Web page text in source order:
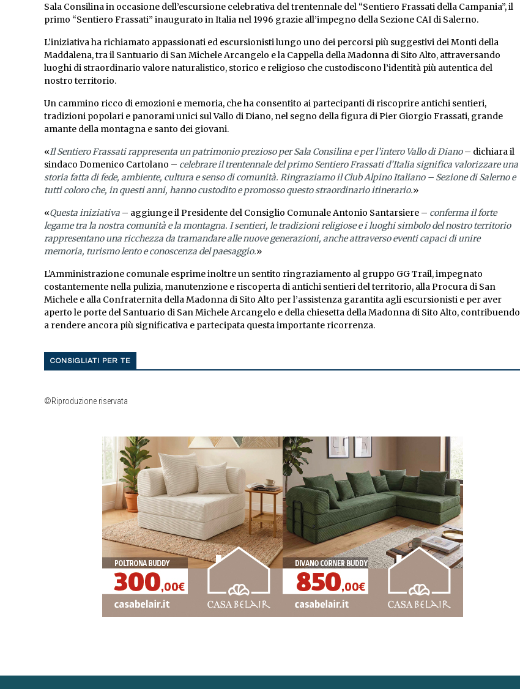
Sala Consilina in occasione dell’escursione celebrativa del trentennale del “Sentiero Frassati della Campania”, il
primo “Sentiero Frassati” inaugurato in Italia nel 1996 grazie all’impegno della Sezione CAI di Salerno.
L’iniziativa ha richiamato appassionati ed escursionisti lungo uno dei percorsi più suggestivi dei Monti della
Maddalena, tra il Santuario di San Michele Arcangelo e la Cappella della Madonna di Sito Alto, attraversando
luoghi di straordinario valore naturalistico, storico e religioso che custodiscono l’identità più autentica del
nostro territorio.
Un cammino ricco di emozioni e memoria, che ha consentito ai partecipanti di riscoprire antichi sentieri,
tradizioni popolari e panorami unici sul Vallo di Diano, nel segno della figura di Pier Giorgio Frassati, grande
amante della montagna e santo dei giovani.
«Il Sentiero Frassati rappresenta un patrimonio prezioso per Sala Consilina e per l’intero Vallo di Diano– dichiara il
sindaco Domenico Cartolano – celebrare il trentennale del primo Sentiero Frassati d’Italia significa valorizzare una
storia fatta di fede, ambiente, cultura e senso di comunità. Ringraziamo il Club Alpino Italiano – Sezione di Salerno e
tutti coloro che, in questi anni, hanno custodito e promosso questo straordinario itinerario.»
«Questa iniziativa – aggiunge il Presidente del Consiglio Comunale Antonio Santarsiere – conferma il forte
legame tra la nostra comunità e la montagna. I sentieri, le tradizioni religiose e i luoghi simbolo del nostro territorio
rappresentano una ricchezza da tramandare alle nuove generazioni, anche attraverso eventi capaci di unire
memoria, turismo lento e conoscenza del paesaggio.»
L’Amministrazione comunale esprime inoltre un sentito ringraziamento al gruppo GG Trail, impegnato
costantemente nella pulizia, manutenzione e riscoperta di antichi sentieri del territorio, alla Procura di San
Michele e alla Confraternita della Madonna di Sito Alto per l’assistenza garantita agli escursionisti e per aver
aperto le porte del Santuario di San Michele Arcangelo e della chiesetta della Madonna di Sito Alto, contribuendo
a rendere ancora più significativa e partecipata questa importante ricorrenza.
CONSIGLIATI PER TE
©Riproduzione riservata